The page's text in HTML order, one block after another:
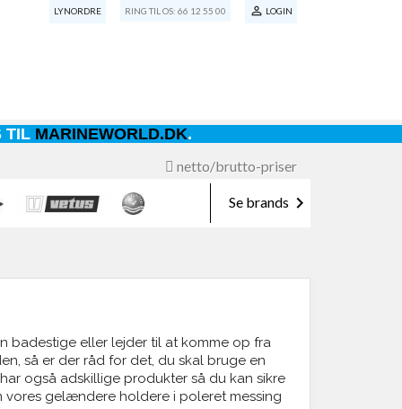
LYNORDRE RING TIL OS: 66 12 55 00  LOGIN
TIL MARINEWORLD.DK.
netto/brutto-priser
Se brands 
badestige eller lejder til at komme op fra
så er der råd for det, du skal bruge en
også adskillige produkter så du kan sikre
gelændere holdere i poleret messing